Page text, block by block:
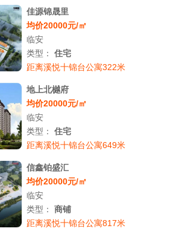
佳源锦晟里
均价20000元/㎡
临安
类型：住宅
距离溪悦十锦台公寓322米
地上北樾府
均价20000元/㎡
临安
类型：住宅
距离溪悦十锦台公寓649米
信鑫铂盛汇
均价20000元/㎡
临安
类型：商铺
距离溪悦十锦台公寓817米